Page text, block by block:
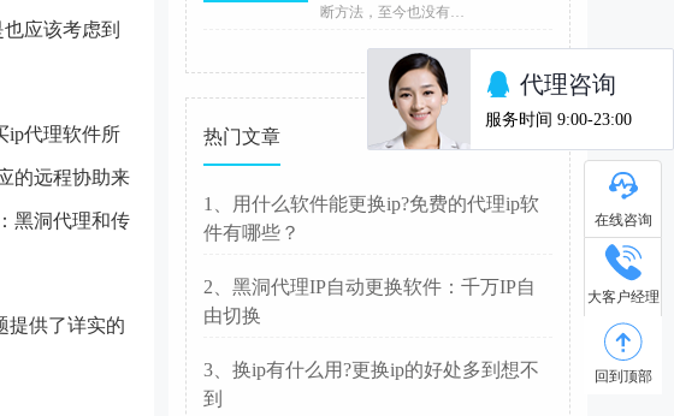
应该考虑到
代理软件所
的远程协助来
黑洞代理和传
供了详实的
断方法，至今也没有…
热门文章
1、用什么软件能更换ip?免费的代理ip软
件有哪些？
2、黑洞代理IP自动更换软件：千万IP自
由切换
3、换ip有什么用?更换ip的好处多到想不
到
在线咨询
大客户经理
回到顶部